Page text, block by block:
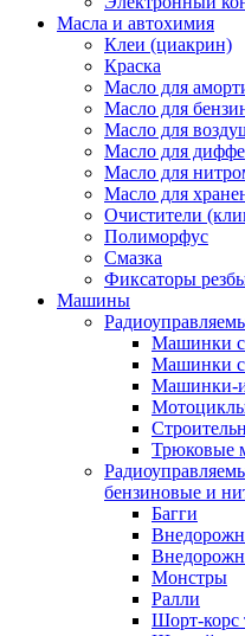
Масла и автохимия
Клеи (циакрин)
Краска
Масло для
Масло для
Масло для
Масло для
Масло для
Масло для
Очистители
Полиморфус
Смазка
Фиксаторы
Машины
Машинки с
Машинки с
Машинки-
Трюковые
бензиновые и
Багги
Монстры
Ралли
Шорт-корс